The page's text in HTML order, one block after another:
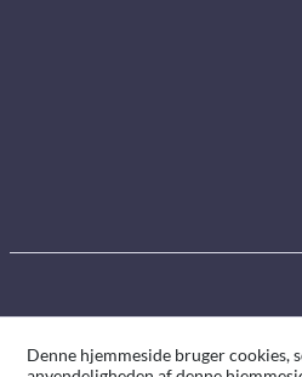
Denne hjemmeside bruger